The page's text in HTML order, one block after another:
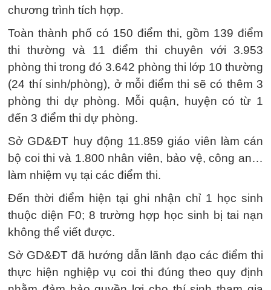
chương trình tích hợp.
Toàn thành phố có 150 điểm thi, gồm 139 điểm
thi thường và 11 điểm thi chuyên với 3.953
phòng thi trong đó 3.642 phòng thi lớp 10 thường
(24 thí sinh/phòng), ở mỗi điểm thi sẽ có thêm 3
phòng thi dự phòng. Mỗi quận, huyện có từ 1
đến 3 điểm thi dự phòng.
Sở GD&ĐT huy động 11.859 giáo viên làm cán
bộ coi thi và 1.800 nhân viên, bảo vệ, công an…
làm nhiệm vụ tại các điểm thi.
Đến thời điểm hiện tại ghi nhận chỉ 1 học sinh
thuộc diện F0; 8 trường hợp học sinh bị tai nạn
không thể viết được.
Sở GD&ĐT đã hướng dẫn lãnh đạo các điểm thi
thực hiện nghiệp vụ coi thi đúng theo quy định